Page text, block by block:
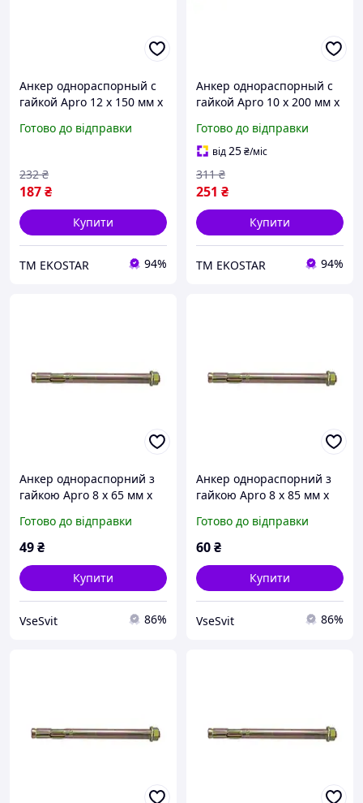
Анкер однораспорный с
гайкой Apro 12 х 150 мм x
(SRTR1012150) ЕКОБОКС
Готово до відправки
187₴
232 ₴
Купити
ТМ EKOSTAR 94%
Анкер однораспорный с
гайкой Apro 10 х 200 мм x
ЕКОБОКС
Готово до відправки
від25₴/міс
251 ₴
311 ₴
Купити
ТМ EKOSTAR 94%
Анкер однораспорний з
гайкою Apro 8 х 65 мм x
Готово до відправки
49₴
Купити
VseSvit 86%
Анкер однораспорний з
гайкою Apro 8 х 85 мм x
Готово до відправки
60₴
Купити
VseSvit 86%